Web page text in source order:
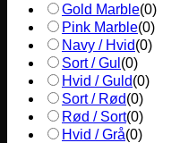
Gold Marble(0)
Pink Marble(0)
Navy / Hvid(0)
Sort / Gul (0)
Hvid / Guld(0)
Sort / Rød(0)
Rød / Sort(0)
Hvid / Grå(0)